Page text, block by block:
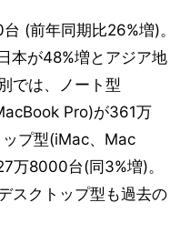
(前年同期比26%増)。
本が48%増とアジア地
では、ノート型
Pro)が361万
プ型(iMac、Mac
万8000台(同3%増)。
スクトップ型も過去の